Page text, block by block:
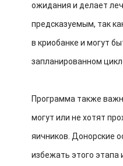
ожидания и делает
предсказуемым, так
в криобанке и могут
запланированном
Программа также
могут или не хотят
яичников. Донорские
избежать этого этапа